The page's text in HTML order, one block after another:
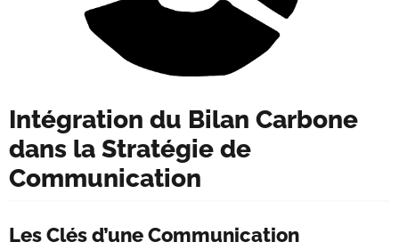
Intégration du Bilan Carbone
dans la Stratégie de
Communication
Les Clés d’une Communication